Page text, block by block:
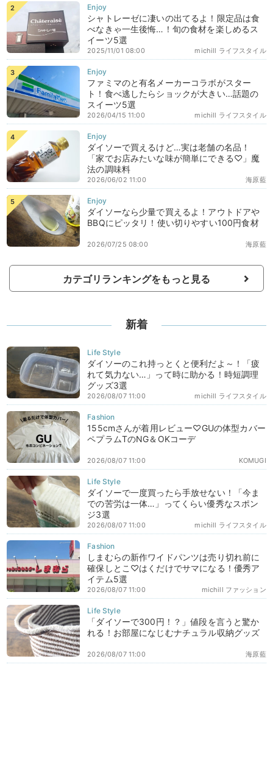
シャトレーゼに凄いの出てるよ！限定品は食
べなきゃ一生後悔…！旬の食材を楽しめるス
イーツ5選
michill ライフスタイル
2025/11/01 08:00
ファミマのと有名メーカーコラボがスター
ト！食べ逃したらショックが大きい…話題の
スイーツ5選
michill ライフスタイル
2026/04/15 11:00
ダイソーで買えるけど…実は老舗の名品！
「家でお店みたいな味が簡単にできる♡」魔
法の調味料
海原藍
2026/06/02 11:00
ダイソーなら少量で買えるよ！アウトドアや
BBQにピッタリ！使い切りやすい100円食材
海原藍
2026/07/25 08:00
カテゴリランキングをもっと見る
新着
ダイソーのこれ持っとくと便利だよ～！「疲
れて気力ない…」って時に助かる！時短調理
グッズ3選
michill ライフスタイル
2026/08/07 11:00
155cmさんが着用レビュー♡GUの体型カバー
ペプラムTのNG＆OKコーデ
KOMUGI
2026/08/07 11:00
ダイソーで一度買ったら手放せない！「今ま
での苦労は一体…」ってくらい優秀なスポン
ジ3選
michill ライフスタイル
2026/08/07 11:00
しまむらの新作ワイドパンツは売り切れ前に
確保しとこ♡はくだけでサマになる！優秀ア
イテム5選
michill ファッション
2026/08/07 11:00
「ダイソーで300円！？」値段を言うと驚か
れる！お部屋になじむナチュラル収納グッズ
海原藍
2026/08/07 11:00